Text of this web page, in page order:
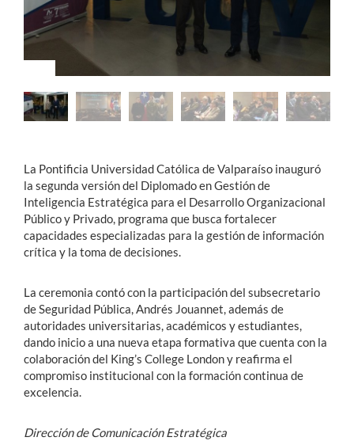
Funcionarios
Alumni
English
La Pontificia Universidad Católica de Valparaíso inauguró
la segunda versión del Diplomado en Gestión de
Inteligencia Estratégica para el Desarrollo Organizacional
Público y Privado, programa que busca fortalecer
capacidades especializadas para la gestión de información
crítica y la toma de decisiones.
La ceremonia contó con la participación del subsecretario
de Seguridad Pública, Andrés Jouannet, además de
autoridades universitarias, académicos y estudiantes,
dando inicio a una nueva etapa formativa que cuenta con la
colaboración del King’s College London y reafirma el
compromiso institucional con la formación continua de
excelencia.
Dirección de Comunicación Estratégica